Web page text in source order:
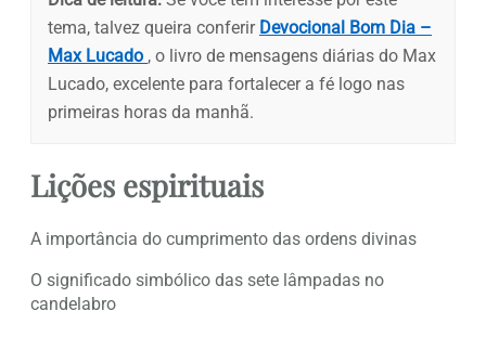
tema, talvez queira conferir Devocional Bom Dia –
Max Lucado , o livro de mensagens diárias do Max
Lucado, excelente para fortalecer a fé logo nas
primeiras horas da manhã.
Lições espirituais
A importância do cumprimento das ordens divinas
O significado simbólico das sete lâmpadas no
candelabro